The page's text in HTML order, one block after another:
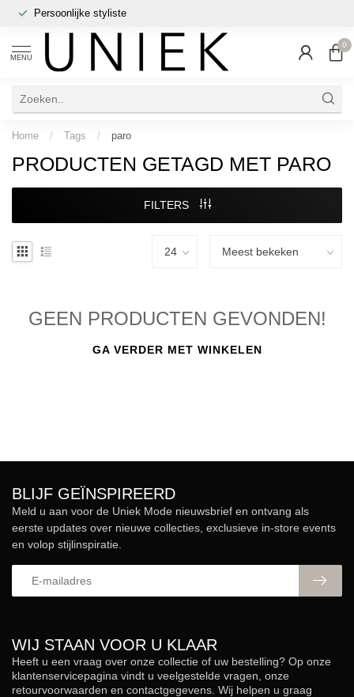
Persoonlijke styliste
MENU
0
Home / Tags / paro
PRODUCTEN GETAGD MET PARO
FILTERS
GEEN PRODUCTEN GEVONDEN!
GA VERDER MET WINKELEN
WIJ STAAN VOOR U KLAAR
Heeft u een vraag over onze collectie of uw bestelling? Op onze
klantenservicepagina vindt u veelgestelde vragen, onze
retourvoorwaarden en contactgegevens. Wij helpen u graag
BLIJF GEÏNSPIREERD
Meld u aan voor de Uniek Mode nieuwsbrief en ontvang als
eerste updates over nieuwe collecties, exclusieve in-store events
en volop stijlinspiratie.